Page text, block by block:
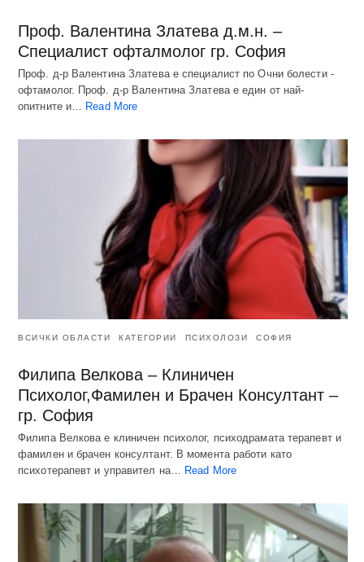
Проф. Валентина Златева д.м.н. –
Специалист офталмолог гр. София
Проф. д-р Валентина Златева е специалист по Очни болести -
офтамолог. Проф. д-р Валентина Златева е един от най-
опитните и… Read More
ВСИЧКИ ОБЛАСТИ КАТЕГОРИИ ПСИХОЛОЗИ СОФИЯ
Филипа Велкова – Клиничен
Психолог,Фамилен и Брачен Консултант –
гр. София
Филипа Велкова е клиничен психолог, психодрамата терапевт и
фамилен и брачен консултант. В момента работи като
психотерапевт и управител на…
Read More